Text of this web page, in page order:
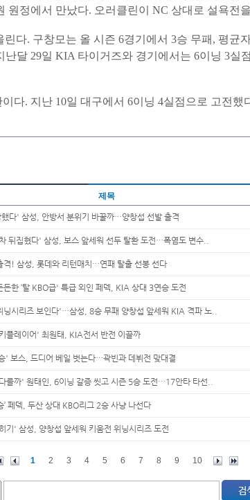
원정에서 만났다. 오러클린이 NC 상대로 설욕전
다. 구창모는 올 시즌 6경기에서 3승 무패, 평균
난달 29일 KIA 타이거즈와 경기에서는 6이닝 3실
다. 지난 10일 대구에서 6이닝 4실점으로 고전했
제목
다' 삼성, 안방서 분위기 바꿀까…양창섭 선발 출격
뒤집혔다' 삼성, 보스 앞세워 선두 탈환 도전…폭염도 변수..
격! 삼성, 롯데와 리턴매치…연패 탈출 선봉 선다
한 ‘탈 KBO급' 특급 외인 페덱, KIA 상대 3연승 도전
시리즈 보인다'…삼성, 8승 무패 양창섭 앞세워 KIA 격파 노..
플레이어' 최원태, KIA전서 반전 이끌까
보스, 드디어 베일 벗는다…곽빈과 데뷔전 맞대결
를까' 원태인, 6이닝 갈증 씻고 시즌 5승 도전…17안타 타선..
페덱, 두산 상대 KBO리그 2승 사냥 나선다
기' 삼성, 양창섭 앞세워 키움전 위닝시리즈 도전
1 2 3 4 5 6 7 8 9 10